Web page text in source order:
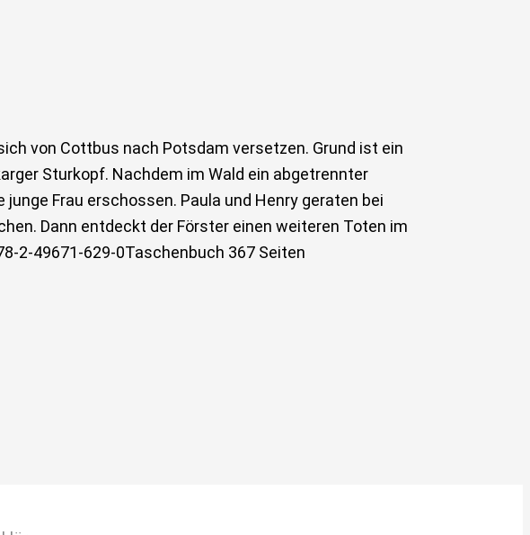
von Cottbus nach Potsdam versetzen. Grund ist ein
Sturkopf. Nachdem im Wald ein abgetrennter
Frau erschossen. Paula und Henry geraten bei
Dann entdeckt der Förster einen weiteren Toten im
2-49671-629-0Taschenbuch 367 Seiten